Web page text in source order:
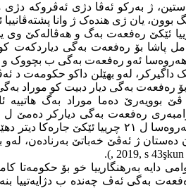
ژ بەرکو ئەڤا دژی ئەڤروکە دژی
یان ژی هندەک ژ وانا
هەلویستێ رۆژنامه‌یێ سەرنجا حکومەتێ بۆ لایێ خو کێشا،
پاشا بۆ رەفعەت بەگی
ئەو رەفعەت بەگی ب بچووک و
داگیرکر، لەو بهێلن داکو حکومەت
پشتی ڤێ چەندێ بۆ رەفعەت بەگی دیار
بوویەرێ دەما موراد بەگ
توهمەتان رەد دکەت و دبێژیت"من چ کارێن
ژ ئەڤێ خەباتێ بەرنادەن،
şkun
, 2019, s 43
)
.
به‌رهنگارییا خو بۆ حکومەتا
بەگی ئەڤ چەندە ب دژایەتییا